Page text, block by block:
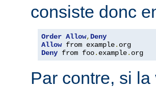
consiste donc
Order Allow, Deny
Allow from example.
Deny from foo. example. org
Par contre, si